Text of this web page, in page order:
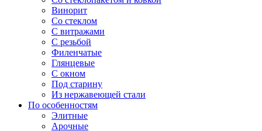
Винорит
Со стеклом
С витражами
С резьбой
Филенчатые
Глянцевые
С окном
Под старину
Из нержавеющей стали
По особенностям
Элитные
Арочные